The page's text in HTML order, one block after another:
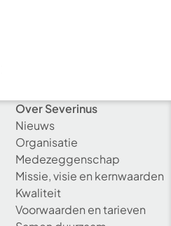
Over Severinus
Nieuws
Organisatie
Medezeggenschap
Missie, visie en kernwaarden
Kwaliteit
Voorwaarden en tarieven